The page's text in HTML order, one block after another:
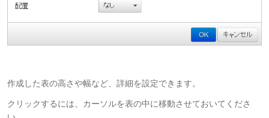
作成した表の高さや幅など、詳細を設定できます。
クリックするには、カーソルを表の中に移動させておいてくださ